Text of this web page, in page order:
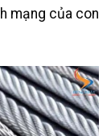
mạng của con